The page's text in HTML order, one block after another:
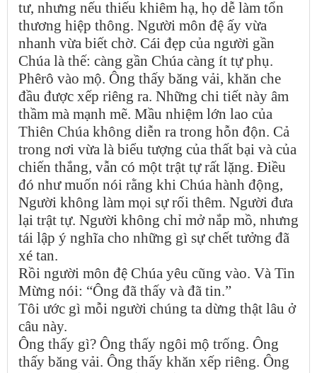
tư, nhưng nếu thiếu khiêm hạ, họ dễ làm tổn
thương hiệp thông. Người môn đệ ấy vừa
nhanh vừa biết chờ. Cái đẹp của người gần
Chúa là thế: càng gần Chúa càng ít tự phụ.
Phêrô vào mộ. Ông thấy băng vải, khăn che
đầu được xếp riêng ra. Những chi tiết này âm
thầm mà mạnh mẽ. Mầu nhiệm lớn lao của
Thiên Chúa không diễn ra trong hỗn độn. Cả
trong nơi vừa là biểu tượng của thất bại và của
chiến thắng, vẫn có một trật tự rất lặng. Điều
đó như muốn nói rằng khi Chúa hành động,
Người không làm mọi sự rối thêm. Người đưa
lại trật tự. Người không chỉ mở nắp mồ, nhưng
tái lập ý nghĩa cho những gì sự chết tưởng đã
xé tan.
Rồi người môn đệ Chúa yêu cũng vào. Và Tin
Mừng nói: “Ông đã thấy và đã tin.”
Tôi ước gì mỗi người chúng ta dừng thật lâu ở
câu này.
Ông thấy gì? Ông thấy ngôi mộ trống. Ông
thấy băng vải. Ông thấy khăn xếp riêng. Ông